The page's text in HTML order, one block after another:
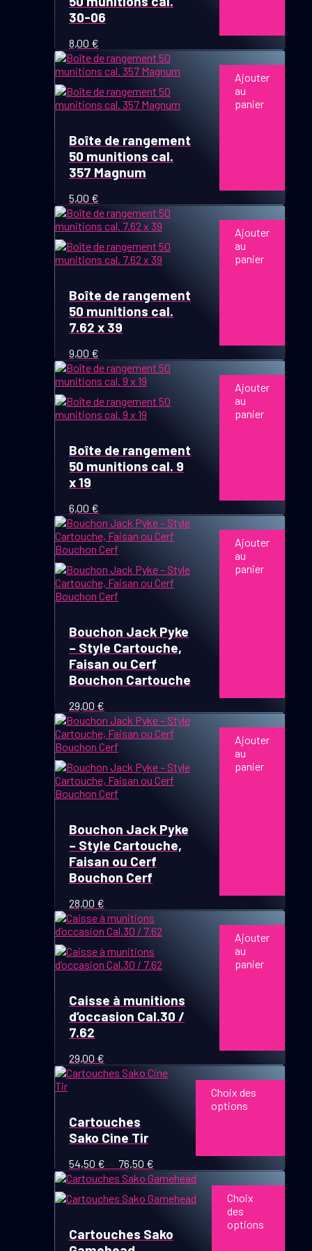
30-06
8,00 €
Boîte de rangement
50 munitions cal.
357 Magnum
5,00 €
Ajouter
au
panier
Boîte de rangement
50 munitions cal.
7.62 x 39
9,00 €
Ajouter
au
panier
Boîte de rangement
50 munitions cal. 9
x 19
6,00 €
Ajouter
au
panier
Bouchon Jack Pyke
– Style Cartouche,
Faisan ou Cerf
Bouchon Cartouche
29,00 €
Ajouter
au
panier
Bouchon Jack Pyke
– Style Cartouche,
Faisan ou Cerf
Bouchon Cerf
28,00 €
Ajouter
au
panier
Caisse à munitions
d’occasion Cal.30 /
7.62
29,00 €
Ajouter
au
panier
Cartouches
Sako Cine Tir
54,50 € 76,50 €
de
54,50 €
76,50 €
Choix des
options
Ce
produit
variations.
Les
peuvent
être
choisies
sur
pageCartouches Sako
Choix
des
options
Ce
produit
a
variations.
Les